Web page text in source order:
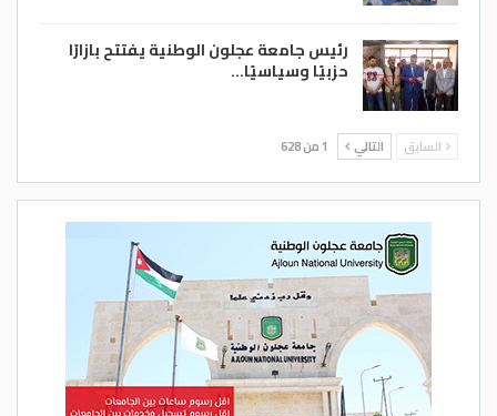
رئيس جامعة عجلون الوطنية يفتتح بازارًا
حزبيًا وسياسيًا…
السابق التالي 1 من 628